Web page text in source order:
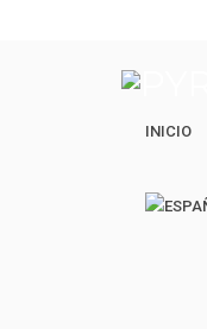
INICIO